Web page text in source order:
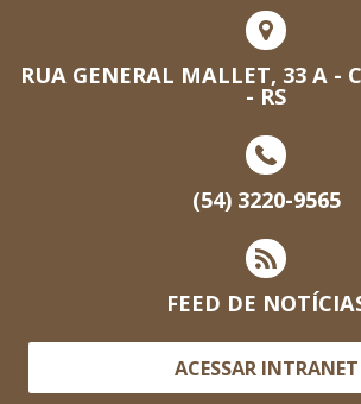
RUA GENERAL MALLET, 33 A -
- RS
(54) 3220-9565
FEED DE
ACESSAR INTRANET